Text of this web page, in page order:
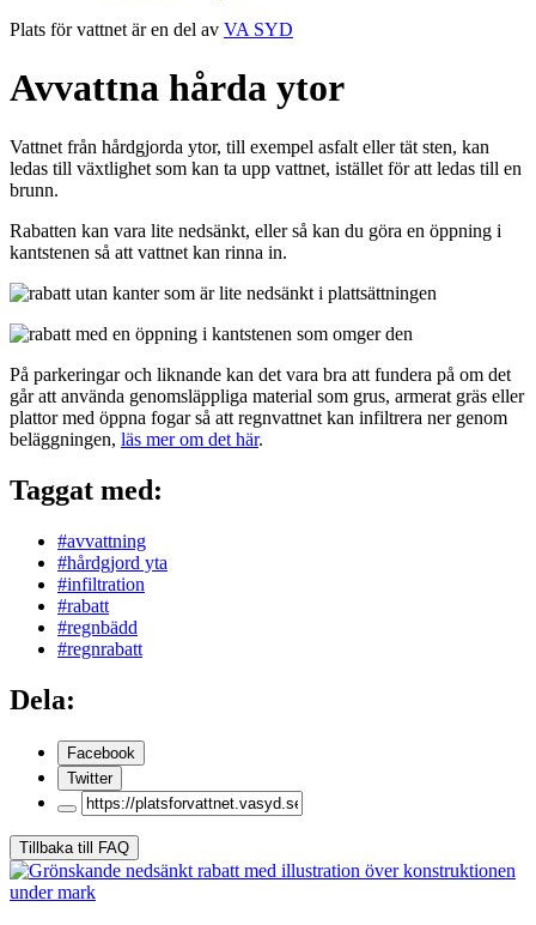
Plats för vattnet är en del av VA SYD
Avvattna hårda ytor
Vattnet från hårdgjorda ytor, till exempel asfalt eller tät sten, kan
ledas till växtlighet som kan ta upp vattnet, istället för att ledas till en
brunn.
Rabatten kan vara lite nedsänkt, eller så kan du göra en öppning i
kantstenen så att vattnet kan rinna in.
På parkeringar och liknande kan det vara bra att fundera på om det
går att använda genomsläppliga material som grus, armerat gräs eller
plattor med öppna fogar så att regnvattnet kan infiltrera ner genom
beläggningen, läs mer om det här.
Taggat med:
#avvattning
#hårdgjord yta
#infiltration
#rabatt
#regnbädd
#regnrabatt
Dela:
Facebook
Twitter
Tillbaka till FAQ